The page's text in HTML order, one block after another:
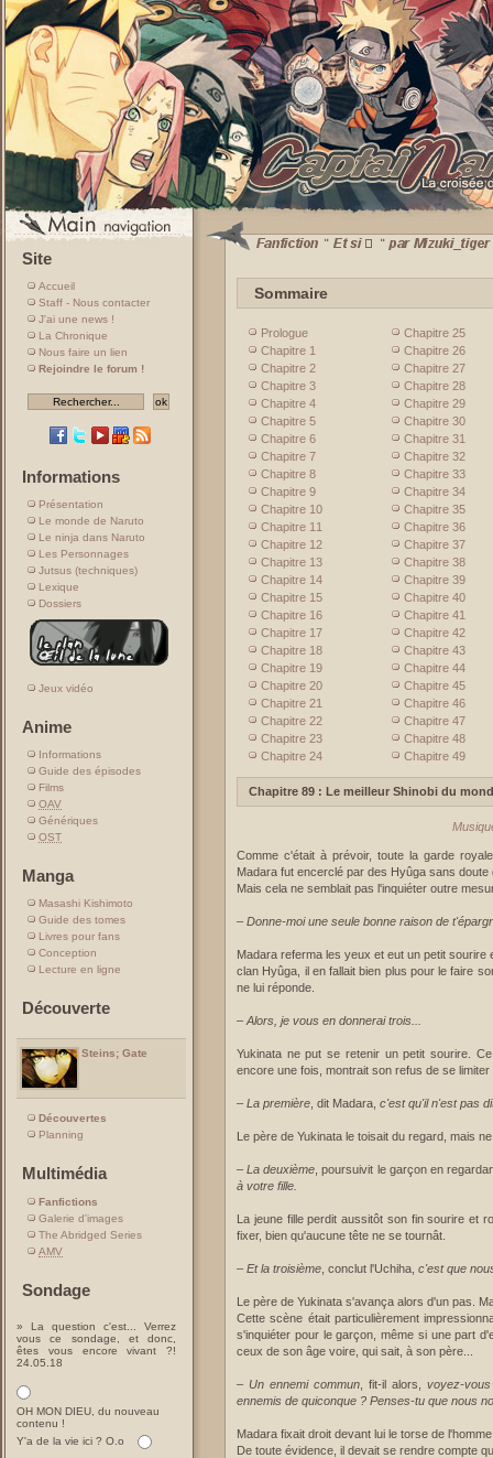
Site
Accueil
Staff - Nous contacter
J'ai une news !
La Chronique
Nous faire un lien
Rejoindre le forum !
Informations
Présentation
Le monde de Naruto
Le ninja dans Naruto
Les Personnages
Jutsus (techniques)
Lexique
Dossiers
Jeux vidéo
Anime
Informations
Guide des épisodes
Films
OAV
Génériques
OST
Manga
Masashi Kishimoto
Guide des tomes
Livres pour fans
Conception
Lecture en ligne
Découverte
Steins; Gate
Découvertes
Planning
Multimédia
Fanfictions
Galerie d'images
The Abridged Series
AMV
Sondage
» La question c'est... Verrez
vous ce sondage, et donc,
êtes vous encore vivant ?!
24.05.18
OH MON DIEU, du nouveau
contenu !
Y'a de la vie ici ? O.o
Sommaire
Prologue
Chapitre 1
Chapitre 2
Chapitre 3
Chapitre 4
Chapitre 5
Chapitre 6
Chapitre 7
Chapitre 8
Chapitre 9
Chapitre 10
Chapitre 11
Chapitre 12
Chapitre 13
Chapitre 14
Chapitre 15
Chapitre 16
Chapitre 17
Chapitre 18
Chapitre 19
Chapitre 20
Chapitre 21
Chapitre 22
Chapitre 23
Chapitre 24
Chapitre 25
Chapitre 26
Chapitre 27
Chapitre 28
Chapitre 29
Chapitre 30
Chapitre 31
Chapitre 32
Chapitre 33
Chapitre 34
Chapitre 35
Chapitre 36
Chapitre 37
Chapitre 38
Chapitre 39
Chapitre 40
Chapitre 41
Chapitre 42
Chapitre 43
Chapitre 44
Chapitre 45
Chapitre 46
Chapitre 47
Chapitre 48
Chapitre 49
Chapitre 89 : Le meilleur Shinobi du
Comme c'était à prévoir, toute la garde
Madara fut encerclé par des Hyûga sans
Mais cela ne semblait pas l'inquiéter outre
– Donne-moi une seule bonne raison de
Madara referma les yeux et eut un petit
clan Hyûga, il en fallait bien plus pour le faire
ne lui réponde.
– Alors, je vous en donnerai trois...
Yukinata ne put se retenir un petit sourire.
encore une fois, montrait son refus de se
– La première , dit Madara, c'est qu'il n'est pas
Le père de Yukinata le toisait du regard, mais
–La deuxième , poursuivit le garçon en
à votre fille.
La jeune fille perdit aussitôt son fin sourire et
fixer, bien qu'aucune tête ne se tournât.
– Et la troisième , conclut l'Uchiha, c'est que
Le père de Yukinata s'avança alors d'un pas.
Cette scène était particulièrement
s'inquiéter pour le garçon, même si une part
ceux de son âge voire, qui sait, à son père...
– Un ennemi commun, fit-il alors, voyez-
ennemis de quiconque ? Penses-tu que nous
Madara fixait droit devant lui le torse de
De toute évidence, il devait se rendre compte